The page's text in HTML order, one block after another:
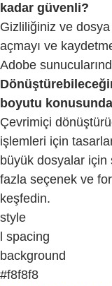
kadar güvenli?
Gizliliğiniz ve
açmayı ve
Adobe
boyutu konusunda
Çevrimiçi
işlemleri için
büyük dosyalar için
fazla seçenek ve
keşfedin.
style
l spacing
background
#f8f8f8